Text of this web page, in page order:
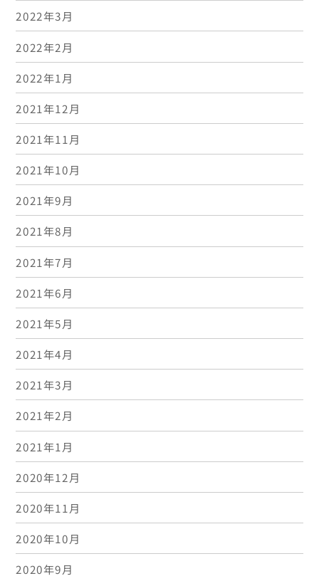
2022年3月
2022年2月
2022年1月
2021年12月
2021年11月
2021年10月
2021年9月
2021年8月
2021年7月
2021年6月
2021年5月
2021年4月
2021年3月
2021年2月
2021年1月
2020年12月
2020年11月
2020年10月
2020年9月